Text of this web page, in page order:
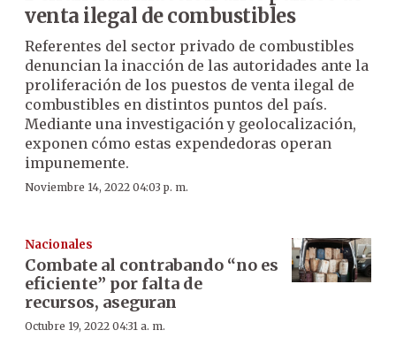
venta ilegal de combustibles
Referentes del sector privado de combustibles
denuncian la inacción de las autoridades ante la
proliferación de los puestos de venta ilegal de
combustibles en distintos puntos del país.
Mediante una investigación y geolocalización,
exponen cómo estas expendedoras operan
impunemente.
Noviembre 14, 2022 04:03 p. m.
Nacionales
Combate al contrabando “no es
eficiente” por falta de
recursos, aseguran
Octubre 19, 2022 04:31 a. m.